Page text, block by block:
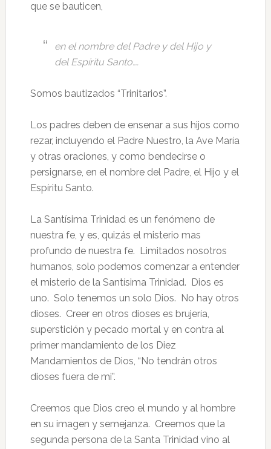
que se bauticen,
en el nombre del Padre y del Hijo y
del Espíritu Santo….
Somos bautizados “Trinitarios”.
Los padres deben de ensenar a sus hijos como
rezar, incluyendo el Padre Nuestro, la Ave María
y otras oraciones, y como bendecirse o
persignarse, en el nombre del Padre, el Hijo y el
Espíritu Santo.
La Santísima Trinidad es un fenómeno de
nuestra fe, y es, quizás el misterio mas
profundo de nuestra fe. Limitados nosotros
humanos, solo podemos comenzar a entender
el misterio de la Santísima Trinidad. Dios es
uno. Solo tenemos un solo Dios. No hay otros
dioses. Creer en otros dioses es brujería,
superstición y pecado mortal y en contra al
primer mandamiento de los Diez
Mandamientos de Dios, “No tendrán otros
dioses fuera de mi”.
Creemos que Dios creo el mundo y al hombre
en su imagen y semejanza. Creemos que la
segunda persona de la Santa Trinidad vino al